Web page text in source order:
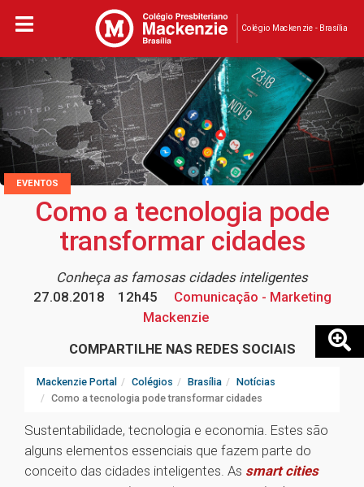
Colégio Mackenzie - Brasília
EVENTOS
Como a tecnologia pode
transformar cidades
Conheça as famosas cidades inteligentes
27.08.2018
12h45
Comunicação - Marketing
Mackenzie
COMPARTILHE NAS REDES SOCIAIS
Mackenzie Portal Colégios Brasília
Notícias
Como a tecnologia pode transformar cidades
Sustentabilidade, tecnologia e economia. Estes são
alguns elementos essenciais que fazem parte do
conceito das cidades inteligentes. As smart cities